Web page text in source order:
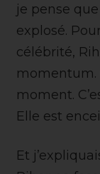
je pense
explosé.
célébrité,
momentum.
moment.
Elle est
Et